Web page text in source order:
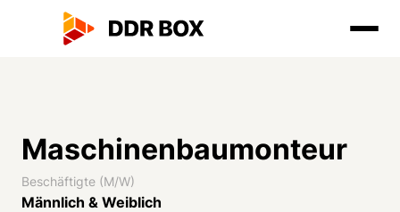
Maschinenbaumonteur
Beschäftigte (M/W)
Männlich & Weiblich